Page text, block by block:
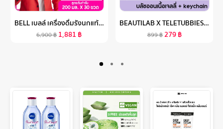
BELL เบลล์ เครื่องดื่มรังนกแท้จากธรรมชาติ สูตรต้นตำรับ 200มล. เซต 10 กล่อง (3ขวด/กล่อง) 30 ขวด
6,900฿ 1,881 ฿
BEAUTILAB X TELETUBBIES COLOR-CHANGING JELLY BLUSH บลัชออนเนื้อเจลลี่ เปลี่ยนสีตามค่า PH คอลเลคชั่น เทเลทับบีส์
899฿279฿